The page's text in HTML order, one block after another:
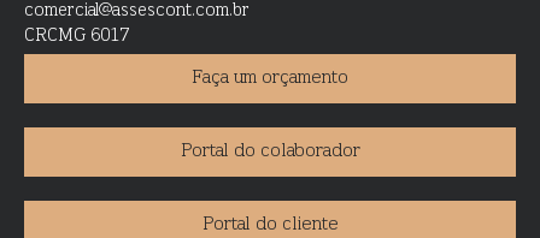
comercial@assescont.com.br
CRCMG 6017
Faça um orçamento
Portal do colaborador
Portal do cliente